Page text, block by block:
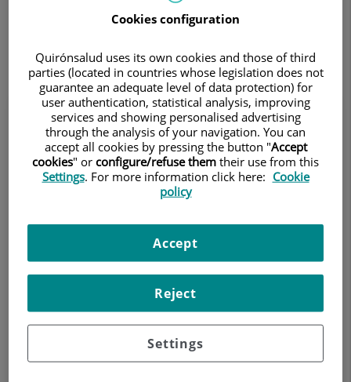
diaria recuperando la movilidad y la fuerza en la zona
lesionada y realizar deporte de forma gradual.
Prótesis de rodilla
Conoce cuáles son los casos en los que se
Cookies configuration
Quirónsalud uses its own cookies and those of third
parties (located in countries whose legislation does not
guarantee an adequate level of data protection) for
user authentication, statistical analysis, improving
services and showing personalised advertising
through the analysis of your navigation. You can
accept all cookies by pressing the button "Accept
cookies" or configure/refuse them their use from this
Settings. For more information click here: Cookie
policy
Settings
Reject
Accept